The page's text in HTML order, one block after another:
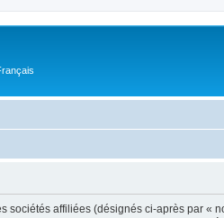
affiliées (désignés ci-après par «